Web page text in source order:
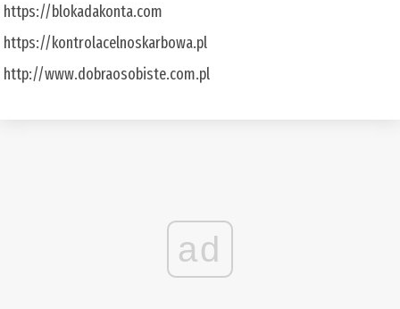
https://blokadakonta.com
https://kontrolacelnoskarbowa.pl
http://www.dobraosobiste.com.pl
ad